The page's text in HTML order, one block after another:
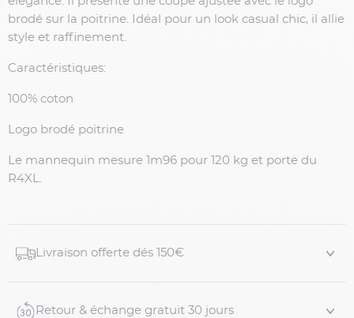
brodé sur la poitrine. Idéal pour un look casual chic, il allie
style et raffinement.
Caractéristiques:
100% coton
Logo brodé poitrine
Le mannequin mesure 1m96 pour 120 kg et porte du
R4XL.
Livraison offerte dés 150€
Retour & échange gratuit 30 jours